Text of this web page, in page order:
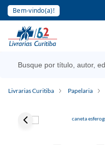
Bem-vindo(a)!
Livrarias Curitiba Papelaria